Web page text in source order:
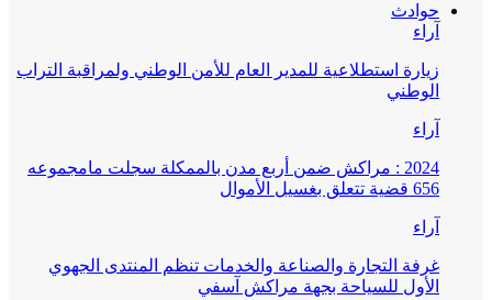
حوادث
آراء
زيارة استطلاعية للمدير العام للأمن الوطني ولمراقبة التراب
الوطني
آراء
2024 : مراكش ضمن أربع مدن بالممكلة سجلت مامجموعه
656 قضية تتعلق بغسيل الأموال
آراء
غرفة التجارة والصناعة والخدمات تنظم المنتدى الجهوي
الأول للسياحة بجهة مراكش آسفي